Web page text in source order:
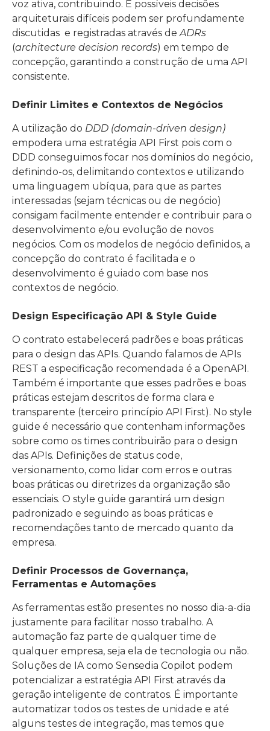
voz ativa, contribuindo. E possíveis decisões
arquiteturais difíceis podem ser profundamente
discutidas e registradas através de ADRs
(architecture decision records) em tempo de
concepção, garantindo a construção de uma API
consistente.
Definir Limites e Contextos de Negócios
A utilização do DDD (domain-driven design)
empodera uma estratégia API First pois com o
DDD conseguimos focar nos domínios do negócio,
definindo-os, delimitando contextos e utilizando
uma linguagem ubíqua, para que as partes
interessadas (sejam técnicas ou de negócio)
consigam facilmente entender e contribuir para o
desenvolvimento e/ou evolução de novos
negócios. Com os modelos de negócio definidos, a
concepção do contrato é facilitada e o
desenvolvimento é guiado com base nos
contextos de negócio.
Design Especificação API & Style Guide
O contrato estabelecerá padrões e boas práticas
para o design das APIs. Quando falamos de APIs
REST a especificação recomendada é a OpenAPI.
Também é importante que esses padrões e boas
práticas estejam descritos de forma clara e
transparente (terceiro princípio API First). No style
guide é necessário que contenham informações
sobre como os times contribuirão para o design
das APIs. Definições de status code,
versionamento, como lidar com erros e outras
boas práticas ou diretrizes da organização são
essenciais. O style guide garantirá um design
padronizado e seguindo as boas práticas e
recomendações tanto de mercado quanto da
empresa.
Definir Processos de Governança,
Ferramentas e Automações
As ferramentas estão presentes no nosso dia-a-dia
justamente para facilitar nosso trabalho. A
automação faz parte de qualquer time de
qualquer empresa, seja ela de tecnologia ou não.
Soluções de IA como Sensedia Copilot podem
potencializar a estratégia API First através da
geração inteligente de contratos. É importante
automatizar todos os testes de unidade e até
alguns testes de integração, mas temos que